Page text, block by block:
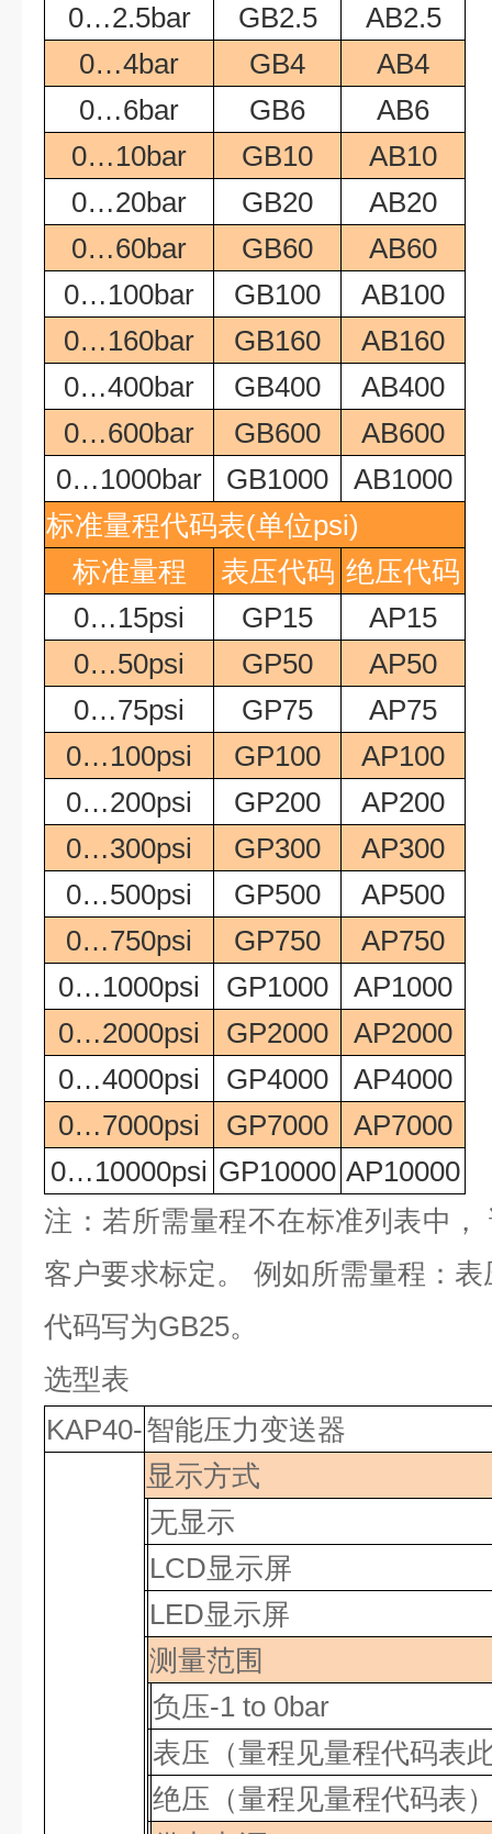
0…2.5bar
GB2.5
AB2.5
0…4bar
GB4
AB4
0…6bar
GB6
AB6
0…10bar
GB10
AB10
0…20bar
GB20
AB20
0…60bar
GB60
AB60
0…100bar
GB100
AB100
0…160bar
GB160
AB160
0…400bar
GB400
AB400
0…600bar
GB600
AB600
0…1000bar
GB1000
AB1000
标准量程代码表(单位psi)
标准量程
表压代码 绝压代码
0…15psi
GP15
AP15
0…50psi
GP50
AP50
0…75psi
GP75
AP75
0…100psi
GP100
AP100
0…200psi
GP200
AP200
0…300psi
GP300
AP300
0…500psi
GP500
AP500
0…750psi
GP750
AP750
0…1000psi
GP1000
AP1000
0…2000psi
GP2000
AP2000
0…4000psi
GP4000
AP4000
0…7000psi
GP7000
AP7000
0…10000psi GP10000 AP10000
注：若所需量程不在标准列表中，
客户要求标定。 例如所需量程：
代码写为GB25。
选型表
KAP40-智能压力变送器
显示方式
无显示
LCD显示屏
LED显示屏
测量范围
负压-1 to 0bar
表压（量程见量程代码表
绝压（量程见量程代码表